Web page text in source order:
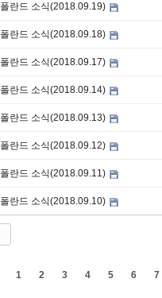
폴란드 소식(2018.09.19)
폴란드 소식(2018.09.18)
폴란드 소식(2018.09.17)
폴란드 소식(2018.09.14)
폴란드 소식(2018.09.13)
폴란드 소식(2018.09.12)
폴란드 소식(2018.09.11)
폴란드 소식(2018.09.10)
1 2 3 4 5 6 7